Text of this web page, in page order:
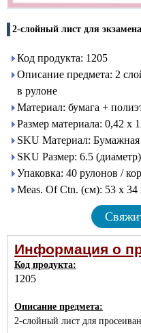
2-слойный лист для
Код продукта: 1205
Описание предмета: 2
в рулоне
Материал: бумага +
Размер материала: 0,42 x
SKU Материал: Бумажная
SKU Размер: 6.5
Упаковка: 40 рулонов /
Meas. Of Ctn. (см): 53 х 34
Информация о
Код продукта:
1205
Описание предмета:
2-слойный лист для